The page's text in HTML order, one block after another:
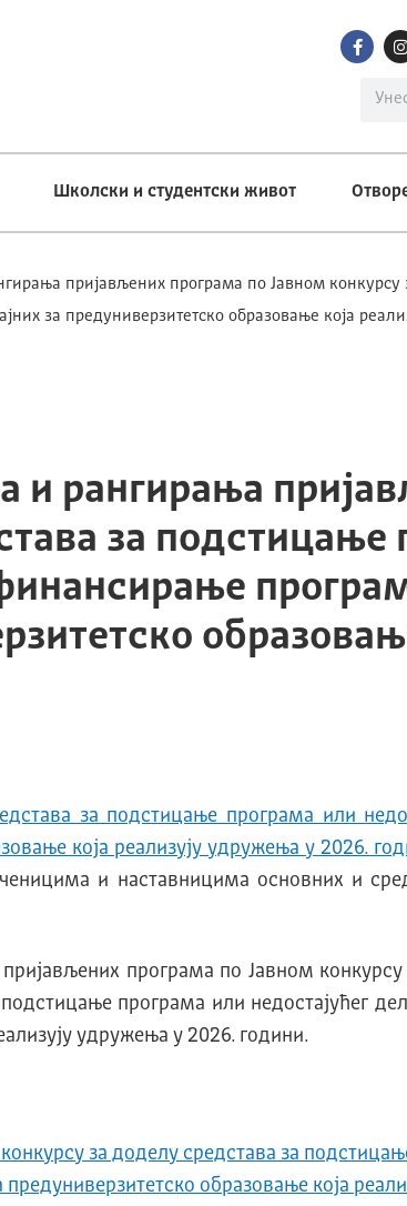
Школски и студентски живот
пријављених програма по Јавном
за предуниверзитетско образовање која
рангирања
за подстицање
за подстицање програма или
која реализују удружења у 2026.
и наставницима основних и
програма по Јавном
програма или недостајућег
удружења у 2026. години.
за доделу средстава за
образовање која